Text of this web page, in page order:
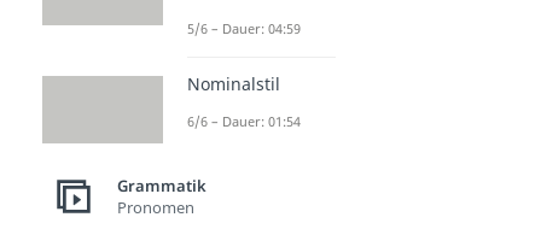
5/6 – Dauer: 04:59
Nominalstil
6/6 – Dauer: 01:54
Grammatik
Pronomen